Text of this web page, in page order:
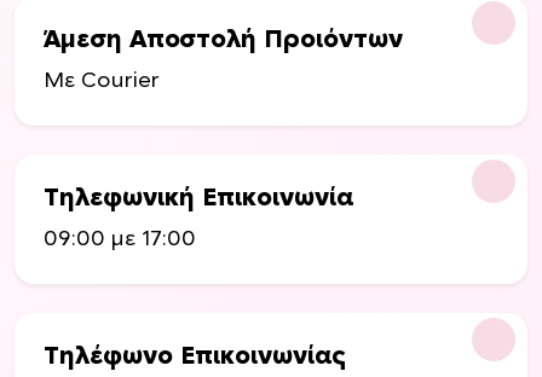
Άμεση Αποστολή Προιόντων
Με Courier
Τηλεφωνική Επικοινωνία
09:00 με 17:00
Τηλέφωνο Επικοινωνίας